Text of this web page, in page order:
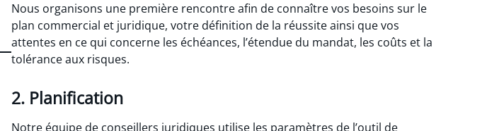
Nous organisons une première rencontre afin de connaître vos besoins sur le
plan commercial et juridique, votre définition de la réussite ainsi que vos
attentes en ce qui concerne les échéances, l’étendue du mandat, les coûts et la
tolérance aux risques.
2. Planification
Notre équipe de conseillers juridiques utilise les paramètres de l’outil de